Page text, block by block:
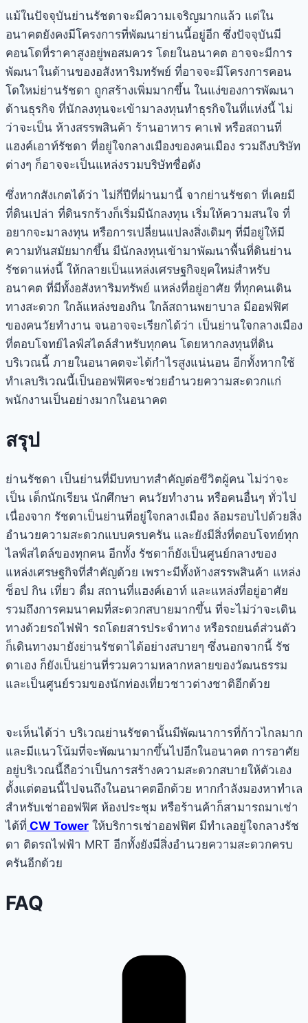
แม้ในปัจจุบันย่านรัชดาจะมีความเจริญมากแล้ว แต่ใน
อนาคตยังคงมีโครงการที่พัฒนาย่านนี้อยู่อีก ซึ่งปัจจุบันมี
คอนโดที่ราคาสูงอยู่พอสมควร โดยในอนาคต อาจจะมีการ
พัฒนาในด้านของอสังหาริมทรัพย์ ที่อาจจะมีโครงการคอน
โดใหม่ย่านรัชดา ถูกสร้างเพิ่มมากขึ้น ในแง่ของการพัฒนา
ด้านธุรกิจ ที่นักลงทุนจะเข้ามาลงทุนทำธุรกิจในที่แห่งนี้ ไม่
ว่าจะเป็น ห้างสรรพสินค้า ร้านอาหาร คาเฟ่ หรือสถานที่
แฮงค์เอาท์รัชดา ที่อยู่ใจกลางเมืองของคนเมือง รวมถึงบริษัท
ต่างๆ ก็อาจจะเป็นแหล่งรวมบริษัทชื่อดัง
ซึ่งหากสังเกตได้ว่า ไม่กี่ปีที่ผ่านมานี้ จากย่านรัชดา ที่เคยมี
ที่ดินเปล่า ที่ดินรกร้างก็เริ่มมีนักลงทุน เริ่มให้ความสนใจ ที่
อยากจะมาลงทุน หรือการเปลี่ยนแปลงสิ่งเดิมๆ ที่มีอยู่ให้มี
ความทันสมัยมากขึ้น มีนักลงทุนเข้ามาพัฒนาพื้นที่ดินย่าน
รัชดาแห่งนี้ ให้กลายเป็นแหล่งเศรษฐกิจยุคใหม่สำหรับ
อนาคต ที่มีทั้งอสังหาริมทรัพย์ แหล่งที่อยู่อาศัย ที่ทุกคนเดิน
ทางสะดวก ใกล้แหล่งของกิน ใกล้สถานพยาบาล มีออฟฟิศ
ของคนวัยทำงาน จนอาจจะเรียกได้ว่า เป็นย่านใจกลางเมือง
ที่ตอบโจทย์ไลฟ์สไตล์สำหรับทุกคน โดยหากลงทุนที่ดิน
บริเวณนี้ ภายในอนาคตจะได้กำไรสูงแน่นอน อีกทั้งหากใช้
ทำเลบริเวณนี้เป็นออฟฟิศจะช่วยอำนวยความสะดวกแก่
พนักงานเป็นอย่างมากในอนาคต
สรุป
ย่านรัชดา เป็นย่านที่มีบทบาทสำคัญต่อชีวิตผู้คน ไม่ว่าจะ
เป็น เด็กนักเรียน นักศึกษา คนวัยทำงาน หรือคนอื่นๆ ทั่วไป
เนื่องจาก รัชดาเป็นย่านที่อยู่ใจกลางเมือง ล้อมรอบไปด้วยสิ่ง
อำนวยความสะดวกแบบครบครัน และยังมีสิ่งที่ตอบโจทย์ทุก
ไลฟ์สไตล์ของทุกคน อีกทั้ง รัชดาก็ยังเป็นศูนย์กลางของ
แหล่งเศรษฐกิจที่สำคัญด้วย เพราะมีทั้งห้างสรรพสินค้า แหล่ง
ช็อป กิน เที่ยว ดื่ม สถานที่แฮงค์เอาท์ และแหล่งที่อยู่อาศัย
รวมถึงการคมนาคมที่สะดวกสบายมากขึ้น ที่จะไม่ว่าจะเดิน
ทางด้วยรถไฟฟ้า รถโดยสารประจำทาง หรือรถยนต์ส่วนตัว
ก็เดินทางมายังย่านรัชดาได้อย่างสบายๆ ซึ่งนอกจากนี้ รัช
ดาเอง ก็ยังเป็นย่านที่รวมความหลากหลายของวัฒนธรรม
และเป็นศูนย์รวมของนักท่องเที่ยวชาวต่างชาติอีกด้วย
จะเห็นได้ว่า บริเวณย่านรัชดานั้นมีพัฒนาการที่ก้าวไกลมาก
และมีแนวโน้มที่จะพัฒนามากขึ้นไปอีกในอนาคต การอาศัย
อยู่บริเวณนี้ถือว่าเป็นการสร้างความสะดวกสบายให้ตัวเอง
ตั้งแต่ตอนนี้ไปจนถึงในอนาคตอีกด้วย หากกำลังมองหาทำเล
สำหรับเช่าออฟฟิศ ห้องประชุม หรือร้านค้าก็สามารถมาเช่า
ได้ที่ CW Tower ให้บริการเช่าออฟฟิศ มีทำเลอยู่ใจกลางรัช
ดา ติดรถไฟฟ้า MRT อีกทั้งยังมีสิ่งอำนวยความสะดวกครบ
ครันอีกด้วย
FAQ